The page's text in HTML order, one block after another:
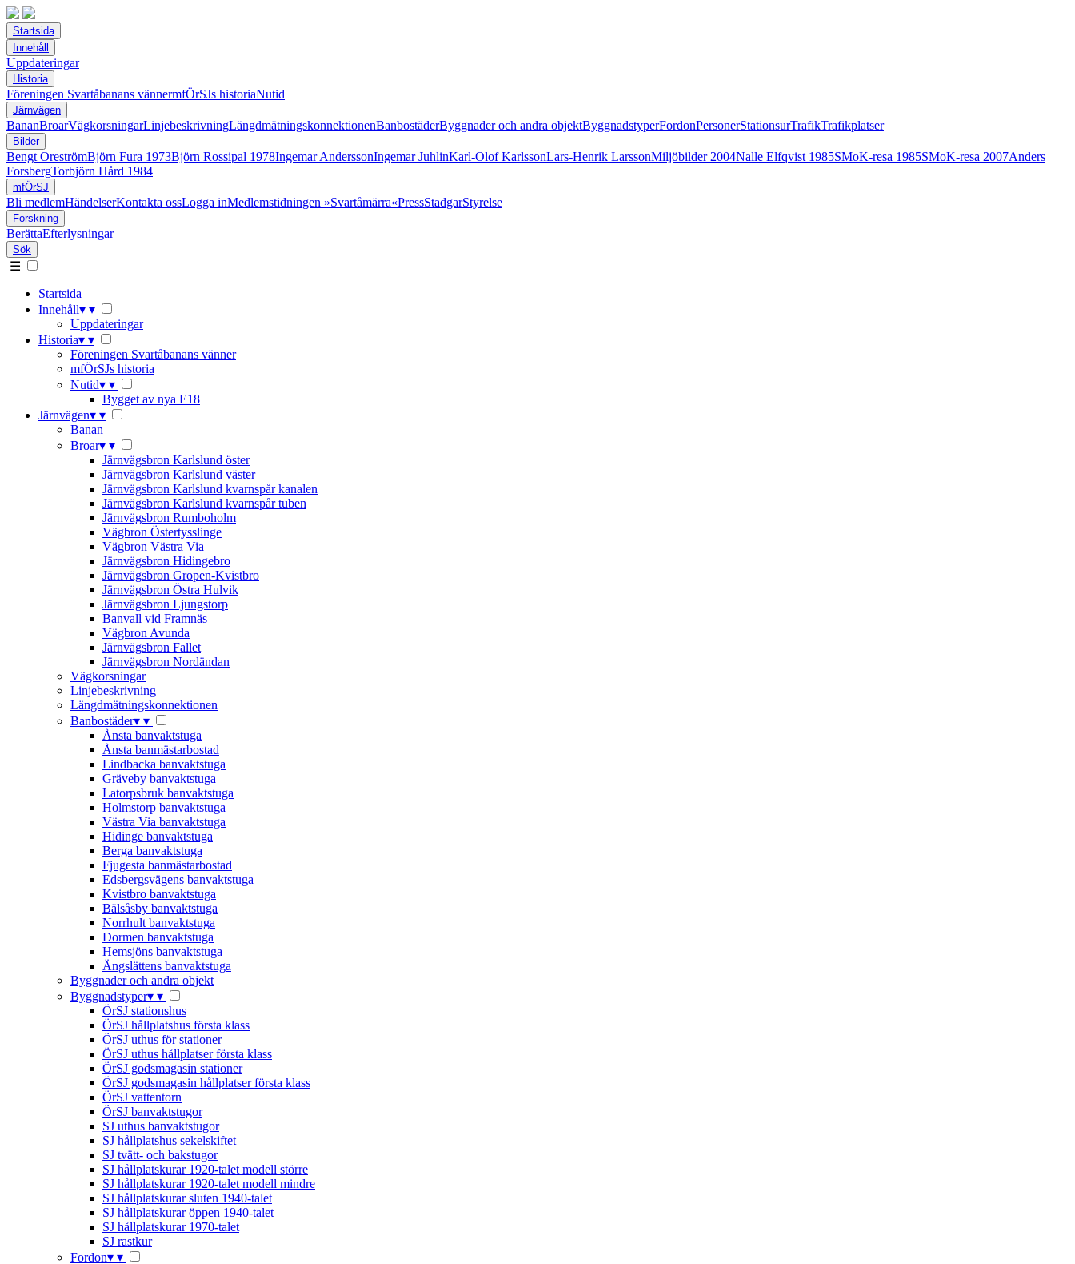
Startsida
Innehåll
Uppdateringar
Historia
Föreningen Svartåbanans vännermfÖrSJs historiaNutid
Järnvägen
BananBroarVägkorsningarLinjebeskrivningLängdmätningskonnektionenBanbostäderByggnader och andra objektByggnadstyperFordonPersonerStationsurTrafikTrafikplatser
Bilder
Bengt OreströmBjörn Fura 1973Björn Rossipal 1978Ingemar AnderssonIngemar JuhlinKarl-Olof KarlssonLars-Henrik LarssonMiljöbilder 2004Nalle Elfqvist 1985SMoK-resa 1985SMoK-resa 2007Anders
ForsbergTorbjörn Hård 1984
mfÖrSJ
Bli medlemHändelserKontakta ossLogga inMedlemstidningen »Svartåmärra«PressStadgarStyrelse
Forskning
BerättaEfterlysningar
Sök
☰
Startsida
Innehåll▾ ▾
Uppdateringar
Historia▾ ▾
Föreningen Svartåbanans vänner
mfÖrSJs historia
Nutid▾ ▾
Bygget av nya E18
Järnvägen▾ ▾
Banan
Broar▾ ▾
Järnvägsbron Karlslund öster
Järnvägsbron Karlslund väster
Järnvägsbron Karlslund kvarnspår kanalen
Järnvägsbron Karlslund kvarnspår tuben
Järnvägsbron Rumboholm
Vägbron Östertysslinge
Vägbron Västra Via
Järnvägsbron Hidingebro
Järnvägsbron Gropen-Kvistbro
Järnvägsbron Östra Hulvik
Järnvägsbron Ljungstorp
Banvall vid Framnäs
Vägbron Avunda
Järnvägsbron Fallet
Järnvägsbron Nordändan
Vägkorsningar
Linjebeskrivning
Längdmätningskonnektionen
Banbostäder▾ ▾
Ånsta banvaktstuga
Ånsta banmästarbostad
Lindbacka banvaktstuga
Gräveby banvaktstuga
Latorpsbruk banvaktstuga
Holmstorp banvaktstuga
Västra Via banvaktstuga
Hidinge banvaktstuga
Berga banvaktstuga
Fjugesta banmästarbostad
Edsbergsvägens banvaktstuga
Kvistbro banvaktstuga
Bälsåsby banvaktstuga
Norrhult banvaktstuga
Dormen banvaktstuga
Hemsjöns banvaktstuga
Ängslättens banvaktstuga
Byggnader och andra objekt
Byggnadstyper▾ ▾
ÖrSJ stationshus
ÖrSJ hållplatshus första klass
ÖrSJ uthus för stationer
ÖrSJ uthus hållplatser första klass
ÖrSJ godsmagasin stationer
ÖrSJ godsmagasin hållplatser första klass
ÖrSJ vattentorn
ÖrSJ banvaktstugor
SJ uthus banvaktstugor
SJ hållplatshus sekelskiftet
SJ tvätt- och bakstugor
SJ hållplatskurar 1920-talet modell större
SJ hållplatskurar 1920-talet modell mindre
SJ hållplatskurar sluten 1940-talet
SJ hållplatskurar öppen 1940-talet
SJ hållplatskurar 1970-talet
SJ rastkur
Fordon▾ ▾